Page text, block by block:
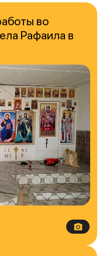
во
Рафаила в